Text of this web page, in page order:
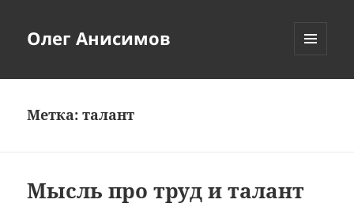
Олег Анисимов
Метка:талант
Мысль про труд и талант